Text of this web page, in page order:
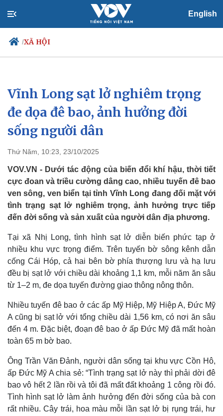
English
/XÃ HỘI
Chính trị
Đảng
Tổ chức nhân sự
Quốc hội
Nhận diện sự thật
Xã hội
Tin 24h
Dự báo thời tiết
Vĩnh Long sạt lở nghiêm trọng
đe dọa đê bao, ảnh hưởng đời
sống người dân
Thứ Năm, 10:23, 23/10/2025
VOV.VN - Dưới tác động của biến đổi khí hậu, thời tiết
cực đoan và triều cường dâng cao, nhiều tuyến đê bao
ven sông, ven biển tại tỉnh Vĩnh Long đang đối mặt với
tình trạng sạt lở nghiêm trọng, ảnh hưởng trực tiếp
đến đời sống và sản xuất của người dân địa phương.
Tại xã Nhị Long, tình hình sạt lở diễn biến phức tạp ở
nhiều khu vực trọng điểm. Trên tuyến bờ sông kênh dẫn
cống Cái Hóp, cả hai bên bờ phía thượng lưu và hạ lưu
đều bị sạt lở với chiều dài khoảng 1,1 km, mỗi năm ăn sâu
từ 1–2 m, đe dọa tuyến đường giao thông nông thôn.
Nhiều tuyến đê bao ở các ấp Mỹ Hiệp, Mỹ Hiệp A, Đức Mỹ
A cũng bị sạt lở với tổng chiều dài 1,56 km, có nơi ăn sâu
đến 4 m. Đặc biệt, đoạn đê bao ở ấp Đức Mỹ đã mất hoàn
toàn 65 m bờ bao.
Ông Trần Văn Đảnh, người dân sống tại khu vực Cồn Hô,
ấp Đức Mỹ A chia sẻ: “Tình trạng sạt lở này thì phải dời đê
bao vô hết 2 lần rồi và tôi đã mất đất khoảng 1 công rồi đó.
Tình hình sạt lở làm ảnh hưởng đến đời sống của bà con
rất nhiều. Cây trái, hoa màu mỗi lần sạt lở bị rụng trái, hư